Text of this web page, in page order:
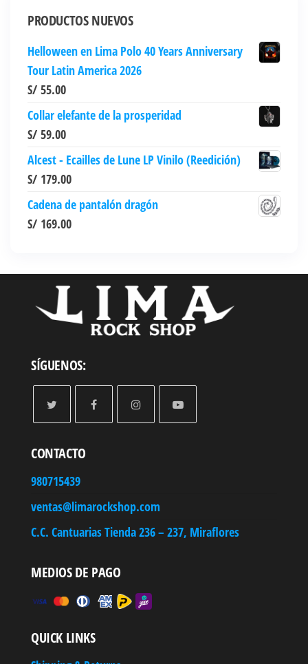
PRODUCTOS NUEVOS
Helloween en Lima Polo 40 Years Anniversary
Tour Latin America 2026
S/ 55.00
Collar elefante de la prosperidad
S/ 59.00
Alcest - Ecailles de Lune LP Vinilo (Reedición)
S/ 179.00
Cadena de pantalón dragón
S/ 169.00
SÍGUENOS:
CONTACTO
980715439
ventas@limarockshop.com
C.C. Cantuarias Tienda 236 – 237, Miraflores
MEDIOS DE PAGO
QUICK LINKS